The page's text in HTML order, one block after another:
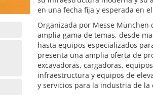
en una fecha fija y esperada en
Organizada por Messe München
amplia gama de temas, desde
hasta equipos especializados
presenta una amplia oferta de
excavadoras, cargadoras,
infraestructura y equipos de
y servicios para la industria de